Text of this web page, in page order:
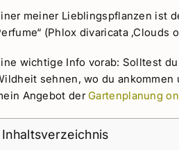
meiner Lieblingspflanzen ist
(Phlox divaricata ‚Clouds
wichtige Info vorab: Solltest
sehnen, wo du
Angebot derGartenplanung
Inhaltsverzeichnis